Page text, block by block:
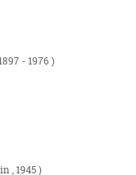
- 1976 )
, 1945 )